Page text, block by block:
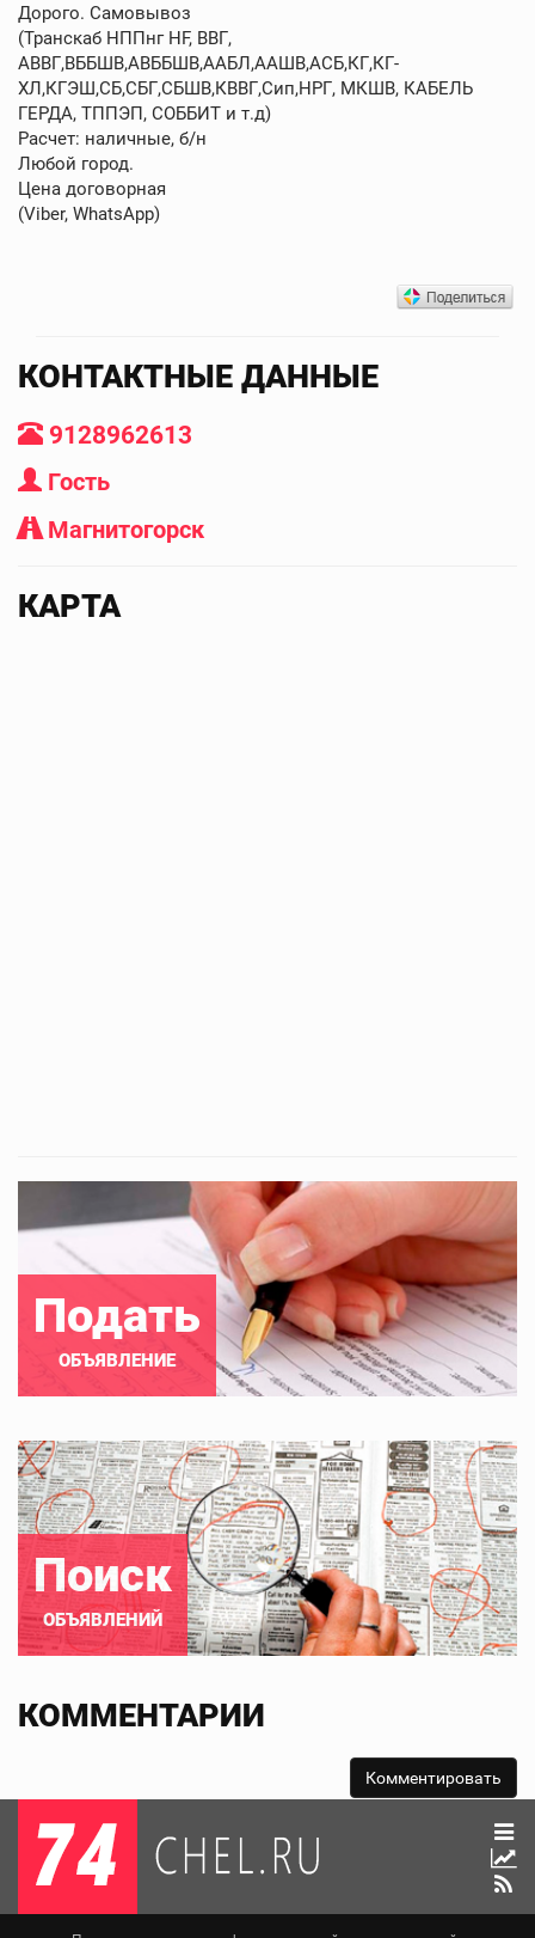
Дорого. Самовывоз
(Транскаб НППнг HF, ВВГ,
АВВГ,ВББШВ,АВББШВ,ААБЛ,ААШВ,АСБ,КГ,КГ-
ХЛ,КГЭШ,СБ,СБГ,СБШВ,КВВГ,Сип,НРГ, МКШВ, КАБЕЛЬ
ГЕРДА, ТППЭП, СОББИТ и т.д)
Расчет: наличные, б/н
Любой город.
Цена договорная
(Viber, WhatsApp)
КОНТАКТНЫЕ ДАННЫЕ
9128962613
Гость
Магнитогорск
КАРТА
Подать
ОБЪЯВЛЕНИЕ
Поиск
ОБЪЯВЛЕНИЙ
КОММЕНТАРИИ